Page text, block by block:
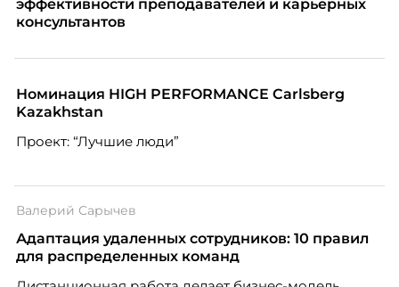
эффективности преподавателей и карьерных
консультантов
Номинация HIGH PERFORMANCE Carlsberg
Kazakhstan
Проект: “Лучшие люди”
Валерий Сарычев
Адаптация удаленных сотрудников: 10 правил
для распределенных команд